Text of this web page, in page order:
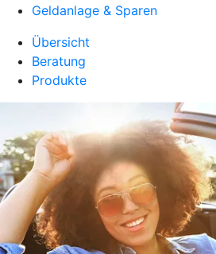
Geldanlage & Sparen
Übersicht
Beratung
Produkte